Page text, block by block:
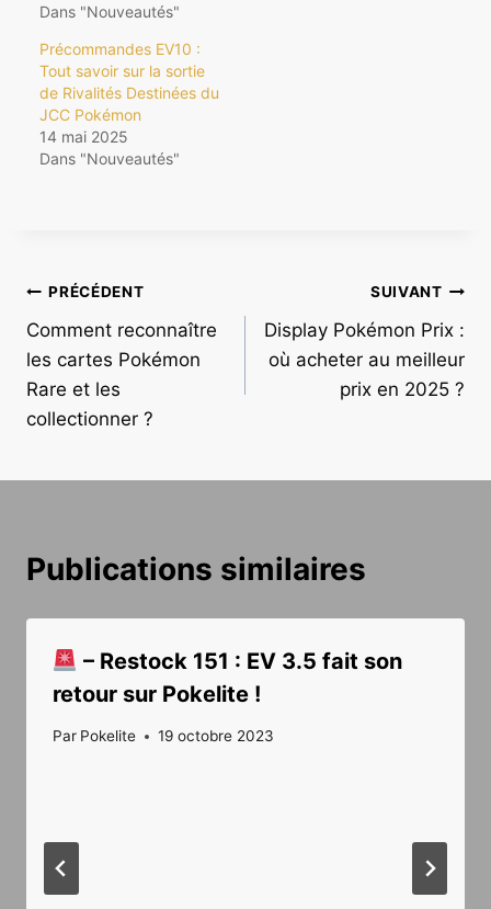
Dans "Nouveautés"
Précommandes EV10 :
Tout savoir sur la sortie
de Rivalités Destinées du
JCC Pokémon
14 mai 2025
Dans "Nouveautés"
Navigation
de
l’article
PRÉCÉDENT
Comment reconnaître
les cartes Pokémon
Rare et les
collectionner ?
SUIVANT
Display Pokémon Prix :
où acheter au meilleur
prix en 2025 ?
Publications similaires
– Restock 151 : EV 3.5 fait son
retour sur Pokelite !
Par Pokelite 19 octobre 2023